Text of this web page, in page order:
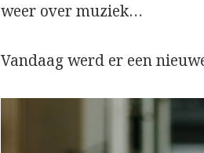
weer over muziek…
Vandaag werd er een